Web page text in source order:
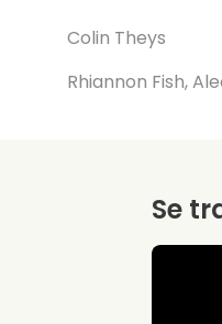
Colin Theys
Rhiannon Fish,
Se